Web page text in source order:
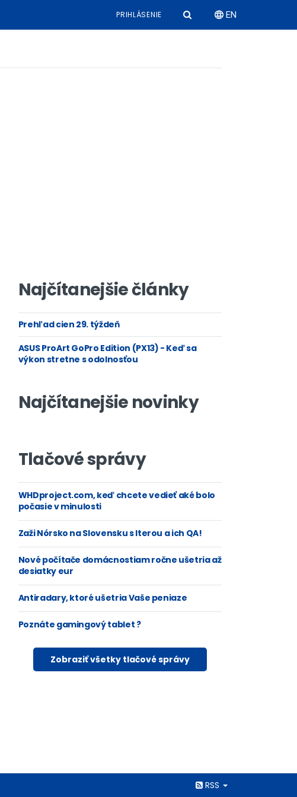
PRIHLÁSENIE EN
Najčítanejšie články
Prehľad cien 29. týždeň
ASUS ProArt GoPro Edition (PX13) - Keď sa
výkon stretne s odolnosťou
Najčítanejšie novinky
Tlačové správy
WHDproject.com, keď chcete vedieť aké bolo
počasie v minulosti
Zaži Nórsko na Slovensku s Iterou a ich QA!
Nové počítače domácnostiam ročne ušetria až
desiatky eur
Antiradary, ktoré ušetria Vaše peniaze
Poznáte gamingový tablet ?
Zobraziť všetky tlačové správy
RSS